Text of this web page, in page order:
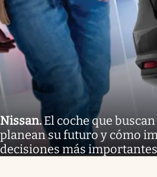
Nissan.El coche que
planean su futuro y cómo
decisiones más importantes